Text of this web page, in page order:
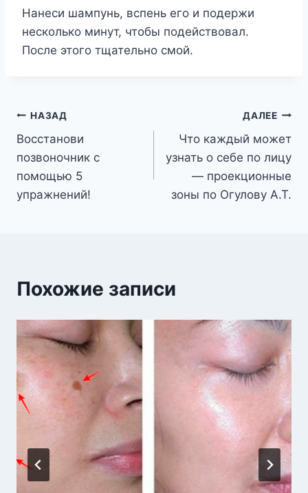
Нанеси шампунь, вспень его и подержи
несколько минут, чтобы подействовал.
После этого тщательно смой.
Навигация
по
записям
НАЗАД
Восстанови
позвоночник с
помощью 5
упражнений!
ДАЛЕЕ
Что каждый может
узнать о себе по лицу
— проекционные
зоны по Огулову А.Т.
Похожие записи